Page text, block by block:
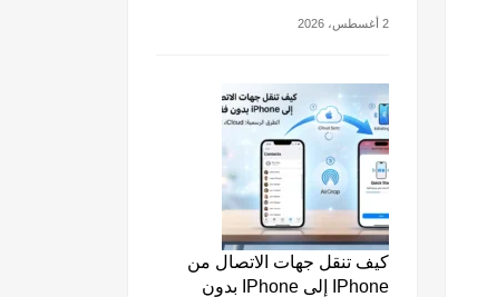
2 أغسطس، 2026
كيف تنقل جهات الاتصال من
IPhone إلى IPhone بدون